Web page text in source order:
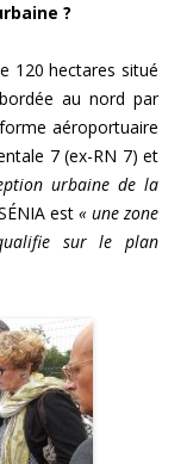
?
120 hectares situé
au nord par
aéroportuaire
7 (ex-RN 7) et
urbaine de la
est « une zone
sur le plan